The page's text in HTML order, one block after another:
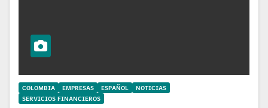
COLOMBIA EMPRESAS ESPAÑOL
NOTICIAS
SERVICIOS FINANCIEROS